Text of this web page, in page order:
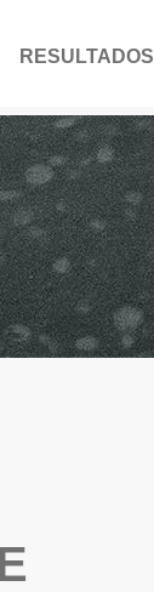
RESULTADOS